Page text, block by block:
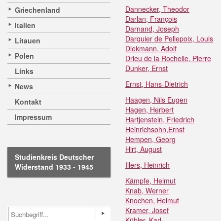
Griechenland
Italien
Litauen
Polen
Links
News
Kontakt
Impressum
Studienkreis Deutscher
Widerstand 1933 - 1945
Dannecker, Theodor
Darlan, François
Darnand, Joseph
Darquier de Pellepoix, Louis
Diekmann, Adolf
Drieu de la Rochelle, Pierre
Dunker, Ernst
Ernst, Hans-Dietrich
Haagen, Nils Eugen
Hagen, Herbert
Hartjenstein, Friedrich
Heinrichsohn,Ernst
Hempen, Georg
Hirt, August
Illers, Heinrich
Kämpfe, Helmut
Knab, Werner
Knochen, Helmut
Kramer, Josef